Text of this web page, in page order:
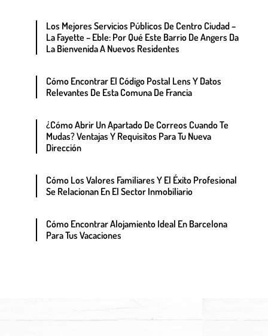
Los Mejores Servicios Públicos De Centro Ciudad –
La Fayette – Eble: Por Qué Este Barrio De Angers Da
La Bienvenida A Nuevos Residentes
Cómo Encontrar El Código Postal Lens Y Datos
Relevantes De Esta Comuna De Francia
¿Cómo Abrir Un Apartado De Correos Cuando Te
Mudas? Ventajas Y Requisitos Para Tu Nueva
Dirección
Cómo Los Valores Familiares Y El Éxito Profesional
Se Relacionan En El Sector Inmobiliario
Cómo Encontrar Alojamiento Ideal En Barcelona
Para Tus Vacaciones